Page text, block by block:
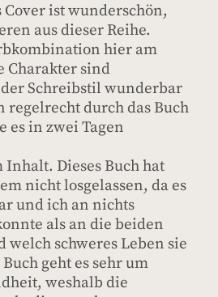
ist wunderschön,
aus dieser Reihe.
hier am
Charakter sind
Schreibstil wunderbar
durch das Buch
es in zwei Tagen
Dieses Buch hat
nicht losgelassen, da es
und ich an nichts
als an die beiden
welch schweres Leben sie
geht es sehr um
weshalb die